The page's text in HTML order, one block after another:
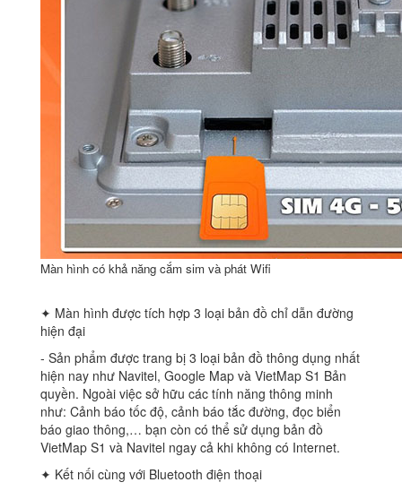
Màn hình có khả năng cắm sim và phát Wifi
✦ Màn hình được tích hợp 3 loại bản đồ chỉ dẫn đường
hiện đại
‐ Sản phẩm được trang bị 3 loại bản đồ thông dụng nhất
hiện nay như Navitel, Google Map và VietMap S1 Bản
quyền. Ngoài việc sở hữu các tính năng thông minh
như: Cảnh báo tốc độ, cảnh báo tắc đường, đọc biển
báo giao thông,… bạn còn có thể sử dụng bản đồ
VietMap S1 và Navitel ngay cả khi không có Internet.
✦ Kết nối cùng với Bluetooth điện thoại